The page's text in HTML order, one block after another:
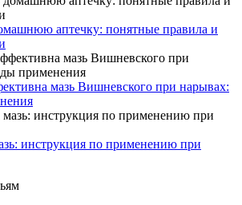
аптечку: понятные правила и
мазь Вишневского при нарывах:
инструкция по применению при